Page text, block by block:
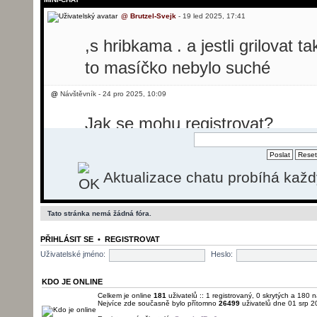
@ Brutzel-Svejk- 19 led 2025, 17:41
,s hribkama . a jestli grilovat
to masíčko nebylo suché
@Návštěvník - 24 pro 2025, 10:09
Jak se mohu registrovat?
Dobrý den, potřebovala bych
svíčkovou, ale nevím jak se
momentálně registrace
pošlu.
@ Brutzel-Svejk- 01 led 2026, 22:22
Aktualizace chatu probíhá
Tato stránka nemá žádná fóra.
PŘIHLÁSIT SE• REGISTROVAT
Uživatelské jméno:
Heslo:
KDO JE ONLINE
Celkem je online 181 uživatelů :: 1 registrovaný, 0 skrytých a 180
Nejvíce zde současně bylo přítomno 26499uživatelů dne 01 srp